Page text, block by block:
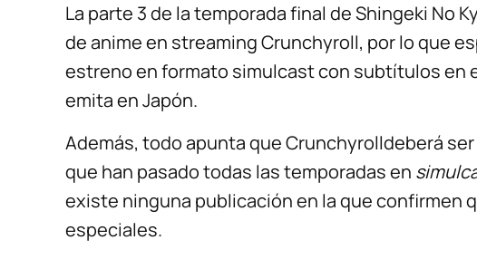
La parte 3 de la temporada final de Shingeki No
de anime en streaming Crunchyroll, por lo que
estreno en formato simulcast con subtítulos en
emita en Japón.
Además, todo apunta que Crunchyrolldeberá
que han pasado todas las temporadas en
existe ninguna publicación en la que confirmen
especiales.